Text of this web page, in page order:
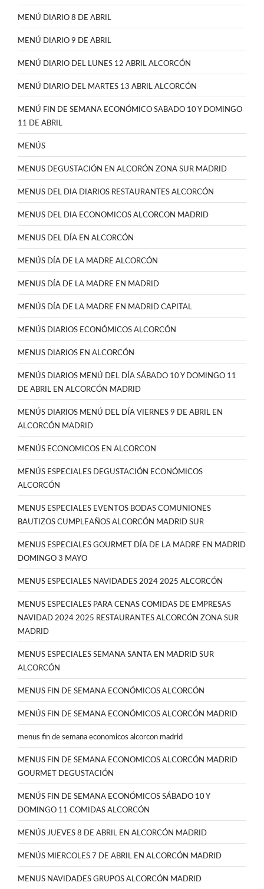
MENÚ DIARIO 8 DE ABRIL
MENÚ DIARIO 9 DE ABRIL
MENÚ DIARIO DEL LUNES 12 ABRIL ALCORCÓN
MENÚ DIARIO DEL MARTES 13 ABRIL ALCORCÓN
MENÚ FIN DE SEMANA ECONÓMICO SABADO 10 Y DOMINGO
11 DE ABRIL
MENÚS
MENUS DEGUSTACIÓN EN ALCORÓN ZONA SUR MADRID
MENUS DEL DIA DIARIOS RESTAURANTES ALCORCÓN
MENUS DEL DIA ECONOMICOS ALCORCON MADRID
MENUS DEL DÍA EN ALCORCÓN
MENÚS DÍA DE LA MADRE ALCORCÓN
MENUS DÍA DE LA MADRE EN MADRID
MENÚS DÍA DE LA MADRE EN MADRID CAPITAL
MENÚS DIARIOS ECONÓMICOS ALCORCÓN
MENUS DIARIOS EN ALCORCÓN
MENÚS DIARIOS MENÚ DEL DÍA SÁBADO 10 Y DOMINGO 11
DE ABRIL EN ALCORCÓN MADRID
MENÚS DIARIOS MENÚ DEL DÍA VIERNES 9 DE ABRIL EN
ALCORCÓN MADRID
MENÚS ECONOMICOS EN ALCORCON
MENÚS ESPECIALES DEGUSTACIÓN ECONÓMICOS
ALCORCÓN
MENUS ESPECIALES EVENTOS BODAS COMUNIONES
BAUTIZOS CUMPLEAÑOS ALCORCÓN MADRID SUR
MENUS ESPECIALES GOURMET DÍA DE LA MADRE EN MADRID
DOMINGO 3 MAYO
MENUS ESPECIALES NAVIDADES 2024 2025 ALCORCÓN
MENUS ESPECIALES PARA CENAS COMIDAS DE EMPRESAS
NAVIDAD 2024 2025 RESTAURANTES ALCORCÓN ZONA SUR
MADRID
MENUS ESPECIALES SEMANA SANTA EN MADRID SUR
ALCORCÓN
MENUS FIN DE SEMANA ECONÓMICOS ALCORCÓN
MENÚS FIN DE SEMANA ECONÓMICOS ALCORCÓN MADRID
menus fin de semana economicos alcorcon madrid
MENUS FIN DE SEMANA ECONOMICOS ALCORCÓN MADRID
GOURMET DEGUSTACIÓN
MENÚS FIN DE SEMANA ECONÓMICOS SÁBADO 10 Y
DOMINGO 11 COMIDAS ALCORCÓN
MENÚS JUEVES 8 DE ABRIL EN ALCORCÓN MADRID
MENÚS MIERCOLES 7 DE ABRIL EN ALCORCÓN MADRID
MENUS NAVIDADES GRUPOS ALCORCÓN MADRID